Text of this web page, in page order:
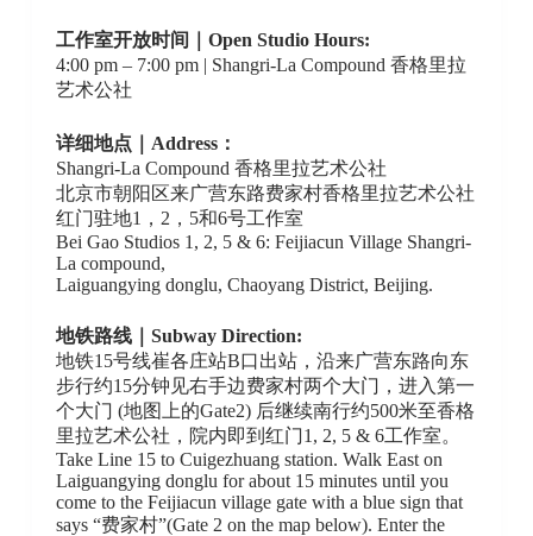
工作室开放时间
｜Open Studio Hours:
4:00 pm – 7:00 pm | Shangri-La Compound 香格里拉
艺术公社
详细地点 ｜Address：
Shangri-La Compound 香格里拉艺术公社
北京市朝阳区来广营东路费家村香格里拉艺术公社
红门驻地1，2，5和6号工作室
Bei Gao Studios 1, 2, 5 & 6: Feijiacun Village Shangri-
La compound,
Laiguangying donglu, Chaoyang District, Beijing.
地铁路线｜Subway Direction:
地铁15号线崔各庄站B口出站，沿来广营东路向东
步行约15分钟见右手边费家村两个大门，进入第一
个大门 (地图上的Gate2) 后继续南行约500米至香格
里拉艺术公社，院内即到红门1, 2, 5 & 6工作室。
Take Line 15 to Cuigezhuang station. Walk East on
Laiguangying donglu for about 15 minutes until you
come to the Feijiacun village gate with a blue sign that
says “费家村”(Gate 2 on the map below). Enter the